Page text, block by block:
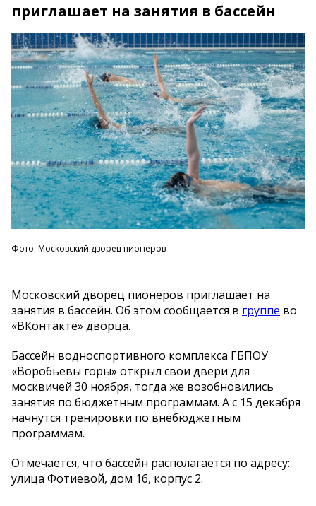
приглашает на занятия в бассейн
Фото: Московский дворец пионеров
Московский дворец пионеров приглашает на
занятия в бассейн. Об этом сообщается в группе во
«ВКонтакте» дворца.
Бассейн водноспортивного комплекса ГБПОУ
«Воробьевы горы» открыл свои двери для
москвичей 30 ноября, тогда же возобновились
занятия по бюджетным программам. А с 15 декабря
начнутся тренировки по внебюджетным
программам.
Отмечается, что бассейн располагается по адресу:
улица Фотиевой, дом 16, корпус 2.